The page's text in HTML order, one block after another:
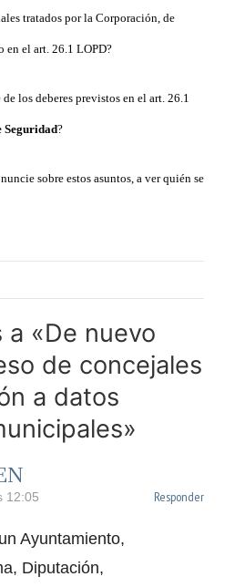
tratados por la Corporación, de
el art. 26.1 LOPD?
los deberes previstos en el art. 26.1
Seguridad?
sobre estos asuntos, a ver quién se
«De nuevo
de concejales
a datos
12:05 Responder
Ayuntamiento,
Diputación,